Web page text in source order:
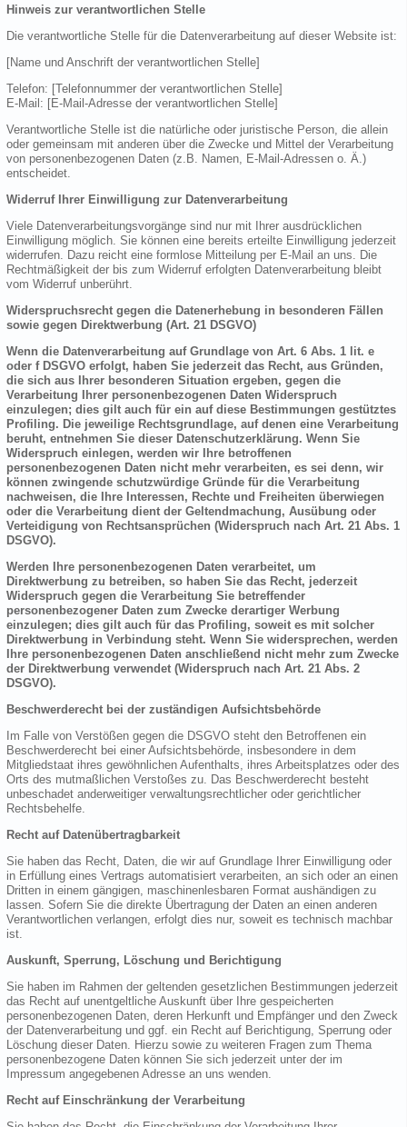
Hinweis zur verantwortlichen Stelle
Die verantwortliche Stelle für die Datenverarbeitung auf dieser Website ist:
[Name und Anschrift der verantwortlichen Stelle]
Telefon: [Telefonnummer der verantwortlichen Stelle]
E-Mail: [E-Mail-Adresse der verantwortlichen Stelle]
Verantwortliche Stelle ist die natürliche oder juristische Person, die allein
oder gemeinsam mit anderen über die Zwecke und Mittel der Verarbeitung
von personenbezogenen Daten (z.B. Namen, E-Mail-Adressen o. Ä.)
entscheidet.
Widerruf Ihrer Einwilligung zur Datenverarbeitung
Viele Datenverarbeitungsvorgänge sind nur mit Ihrer ausdrücklichen
Einwilligung möglich. Sie können eine bereits erteilte Einwilligung jederzeit
widerrufen. Dazu reicht eine formlose Mitteilung per E-Mail an uns. Die
Rechtmäßigkeit der bis zum Widerruf erfolgten Datenverarbeitung bleibt
vom Widerruf unberührt.
Widerspruchsrecht gegen die Datenerhebung in besonderen Fällen
sowie gegen Direktwerbung (Art. 21 DSGVO)
Wenn die Datenverarbeitung auf Grundlage von Art. 6 Abs. 1 lit. e
oder f DSGVO erfolgt, haben Sie jederzeit das Recht, aus Gründen,
die sich aus Ihrer besonderen Situation ergeben, gegen die
Verarbeitung Ihrer personenbezogenen Daten Widerspruch
einzulegen; dies gilt auch für ein auf diese Bestimmungen gestütztes
Profiling. Die jeweilige Rechtsgrundlage, auf denen eine Verarbeitung
beruht, entnehmen Sie dieser Datenschutzerklärung. Wenn Sie
Widerspruch einlegen, werden wir Ihre betroffenen
personenbezogenen Daten nicht mehr verarbeiten, es sei denn, wir
können zwingende schutzwürdige Gründe für die Verarbeitung
nachweisen, die Ihre Interessen, Rechte und Freiheiten überwiegen
oder die Verarbeitung dient der Geltendmachung, Ausübung oder
Verteidigung von Rechtsansprüchen (Widerspruch nach Art. 21 Abs. 1
DSGVO).
Werden Ihre personenbezogenen Daten verarbeitet, um
Direktwerbung zu betreiben, so haben Sie das Recht, jederzeit
Widerspruch gegen die Verarbeitung Sie betreffender
personenbezogener Daten zum Zwecke derartiger Werbung
einzulegen; dies gilt auch für das Profiling, soweit es mit solcher
Direktwerbung in Verbindung steht. Wenn Sie widersprechen, werden
Ihre personenbezogenen Daten anschließend nicht mehr zum Zwecke
der Direktwerbung verwendet (Widerspruch nach Art. 21 Abs. 2
DSGVO).
Beschwerderecht bei der zuständigen Aufsichtsbehörde
Im Falle von Verstößen gegen die DSGVO steht den Betroffenen ein
Beschwerderecht bei einer Aufsichtsbehörde, insbesondere in dem
Mitgliedstaat ihres gewöhnlichen Aufenthalts, ihres Arbeitsplatzes oder des
Orts des mutmaßlichen Verstoßes zu. Das Beschwerderecht besteht
unbeschadet anderweitiger verwaltungsrechtlicher oder gerichtlicher
Rechtsbehelfe.
Recht auf Datenübertragbarkeit
Sie haben das Recht, Daten, die wir auf Grundlage Ihrer Einwilligung oder
in Erfüllung eines Vertrags automatisiert verarbeiten, an sich oder an einen
Dritten in einem gängigen, maschinenlesbaren Format aushändigen zu
lassen. Sofern Sie die direkte Übertragung der Daten an einen anderen
Verantwortlichen verlangen, erfolgt dies nur, soweit es technisch machbar
ist.
Auskunft, Sperrung, Löschung und Berichtigung
Sie haben im Rahmen der geltenden gesetzlichen Bestimmungen jederzeit
das Recht auf unentgeltliche Auskunft über Ihre gespeicherten
personenbezogenen Daten, deren Herkunft und Empfänger und den Zweck
der Datenverarbeitung und ggf. ein Recht auf Berichtigung, Sperrung oder
Löschung dieser Daten. Hierzu sowie zu weiteren Fragen zum Thema
personenbezogene Daten können Sie sich jederzeit unter der im
Impressum angegebenen Adresse an uns wenden.
Recht auf Einschränkung der Verarbeitung